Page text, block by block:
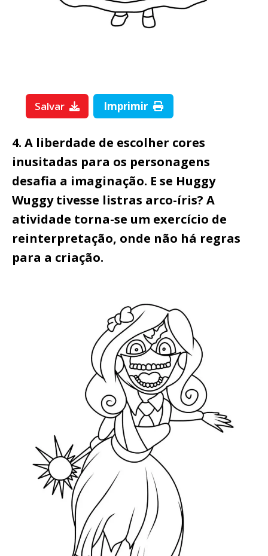
Salvar Imprimir
4. A liberdade de escolher cores
inusitadas para os personagens
desafia a imaginação. E se Huggy
Wuggy tivesse listras arco-íris? A
atividade torna-se um exercício de
reinterpretação, onde não há regras
para a criação.